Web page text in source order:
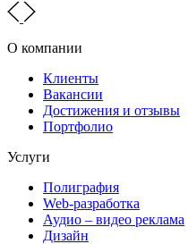
О компании
Клиенты
Вакансии
Достижения и отзывы
Портфолио
Услуги
Полиграфия
Web-разработка
Аудио – видео реклама
Дизайн